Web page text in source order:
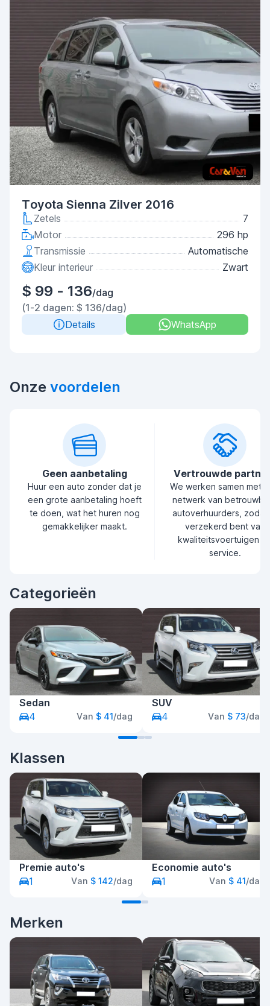
Toyota Sienna Zilver 2016
Zetels
7
Motor
296 hp
Transmissie
Automatische
Kleur interieur
Zwart
$ 99 - 136/dag
(1-2 dagen: $ 136/dag)
Details
WhatsApp
Onze voordelen
Geen aanbetaling
Huur een auto zonder dat je
een grote aanbetaling hoeft
te doen, wat het huren nog
gemakkelijker maakt.
Vertrouwde
We werken samen met
netwerk van
autoverhuurders, zodat
verzekerd bent van
kwaliteitsvoertuigen
service.
Categorieën
Sedan
4
Van $ 41/dag
SUV
4
Van $ 73/dag
Klassen
Premie auto's
1
Van $ 142/dag
Economie auto's
1
Van $ 41/dag
Merken